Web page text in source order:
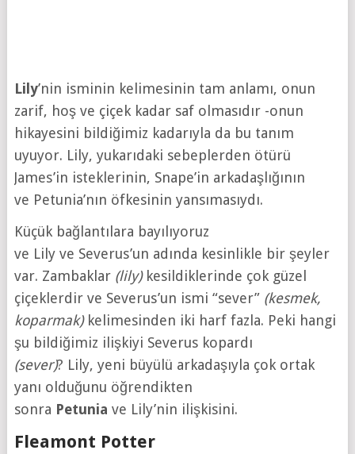
Lily’nin isminin kelimesinin tam anlamı, onun
zarif, hoş ve çiçek kadar saf olmasıdır -onun
hikayesini bildiğimiz kadarıyla da bu tanım
uyuyor. Lily, yukarıdaki sebeplerden ötürü
James’in isteklerinin, Snape’in arkadaşlığının
ve Petunia’nın öfkesinin yansımasıydı.
Küçük bağlantılara bayılıyoruz
ve Lily ve Severus’un adında kesinlikle bir şeyler
var. Zambaklar (lily)kesildiklerinde çok güzel
çiçeklerdir ve Severus’un ismi “sever”(kesmek,
koparmak)kelimesinden iki harf fazla. Peki hangi
şu bildiğimiz ilişkiyi Severus kopardı
(sever)? Lily, yeni büyülü arkadaşıyla çok ortak
yanı olduğunu öğrendikten
sonra Petunia ve Lily’nin ilişkisini.
Fleamont Potter